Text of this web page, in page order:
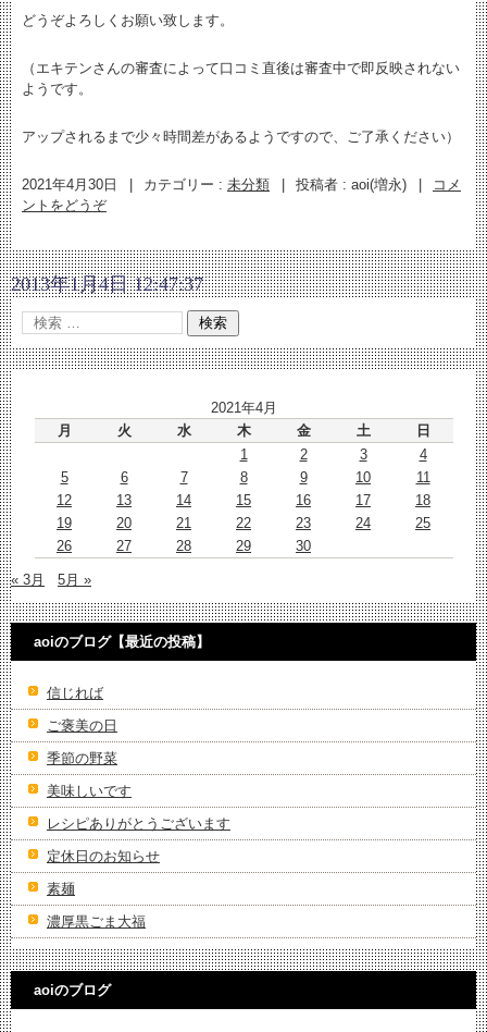
どうぞよろしくお願い致します。
（エキテンさんの審査によって口コミ直後は審査中で即反映されない
ようです。
アップされるまで少々時間差があるようですので、ご了承ください）
2021年4月30日 カテゴリー : 未分類 投稿者 : aoi(増永)
コメ
ントをどうぞ
2013年1月4日 12:47:37
2021年4月
月
火 水 木 金 土
日
1
2 3
4
5
6 7 8 9 10
11
12
13 14 15 16 17
18
19
20 21 22 23 24
25
26
27 28 29 30
« 3月 5月 »
aoiのブログ【最近の投稿】
信じれば
ご褒美の日
季節の野菜
美味しいです
レシピありがとうございます
定休日のお知らせ
素麺
濃厚黒ごま大福
aoiのブログ